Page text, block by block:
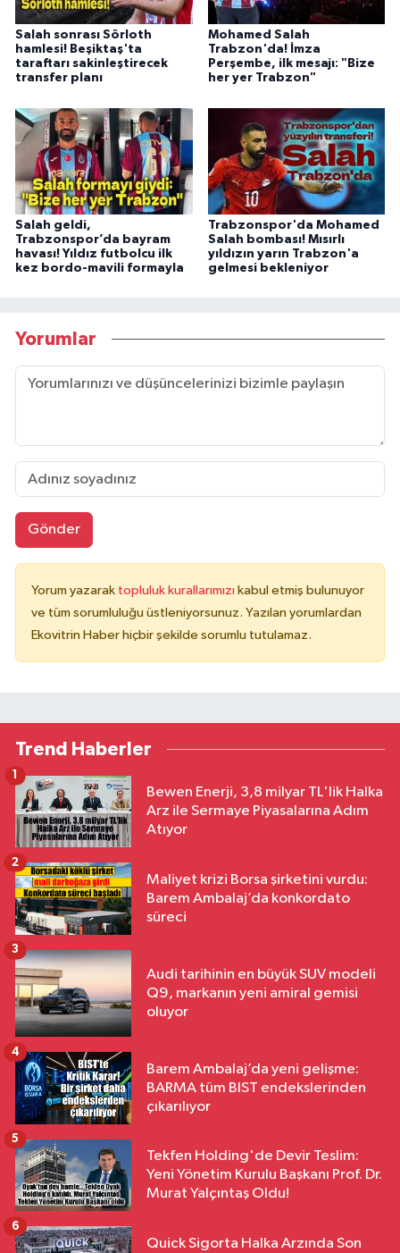
Salah sonrası Sörloth
hamlesi! Beşiktaş'ta
taraftarı sakinleştirecek
transfer planı
Mohamed Salah
Trabzon'da! İmza
Perşembe, ilk mesajı: "Bize
her yer Trabzon"
Salah geldi,
Trabzonspor’da bayram
havası! Yıldız futbolcu ilk
kez bordo-mavili formayla
Trabzonspor'da Mohamed
Salah bombası! Mısırlı
yıldızın yarın Trabzon'a
gelmesi bekleniyor
Yorumlar
Gönder
Yorum yazarak topluluk kurallarımızı kabul etmiş bulunuyor
ve tüm sorumluluğu üstleniyorsunuz. Yazılan yorumlardan
Ekovitrin Haber hiçbir şekilde sorumlu tutulamaz.
Trend Haberler
Bewen Enerji, 3,8 milyar TL'lik Halka
Arz ile Sermaye Piyasalarına Adım
Atıyor
1
Maliyet krizi Borsa şirketini vurdu:
Barem Ambalaj’da konkordato
süreci
2
Audi tarihinin en büyük SUV modeli
Q9, markanın yeni amiral gemisi
oluyor
3
Barem Ambalaj’da yeni gelişme:
BARMA tüm BIST endekslerinden
çıkarılıyor
4
Tekfen Holding'de Devir Teslim:
Yeni Yönetim Kurulu Başkanı Prof. Dr.
Murat Yalçıntaş Oldu!
5
Quick Sigorta Halka Arzında Son
6